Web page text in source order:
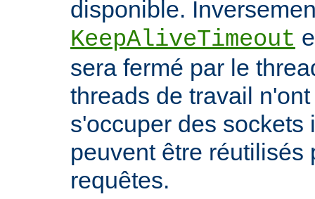
disponible.
KeepAliveTimeout
sera fermé par le
threads de travail
s'occuper des sockets
peuvent être réutilisés
requêtes.